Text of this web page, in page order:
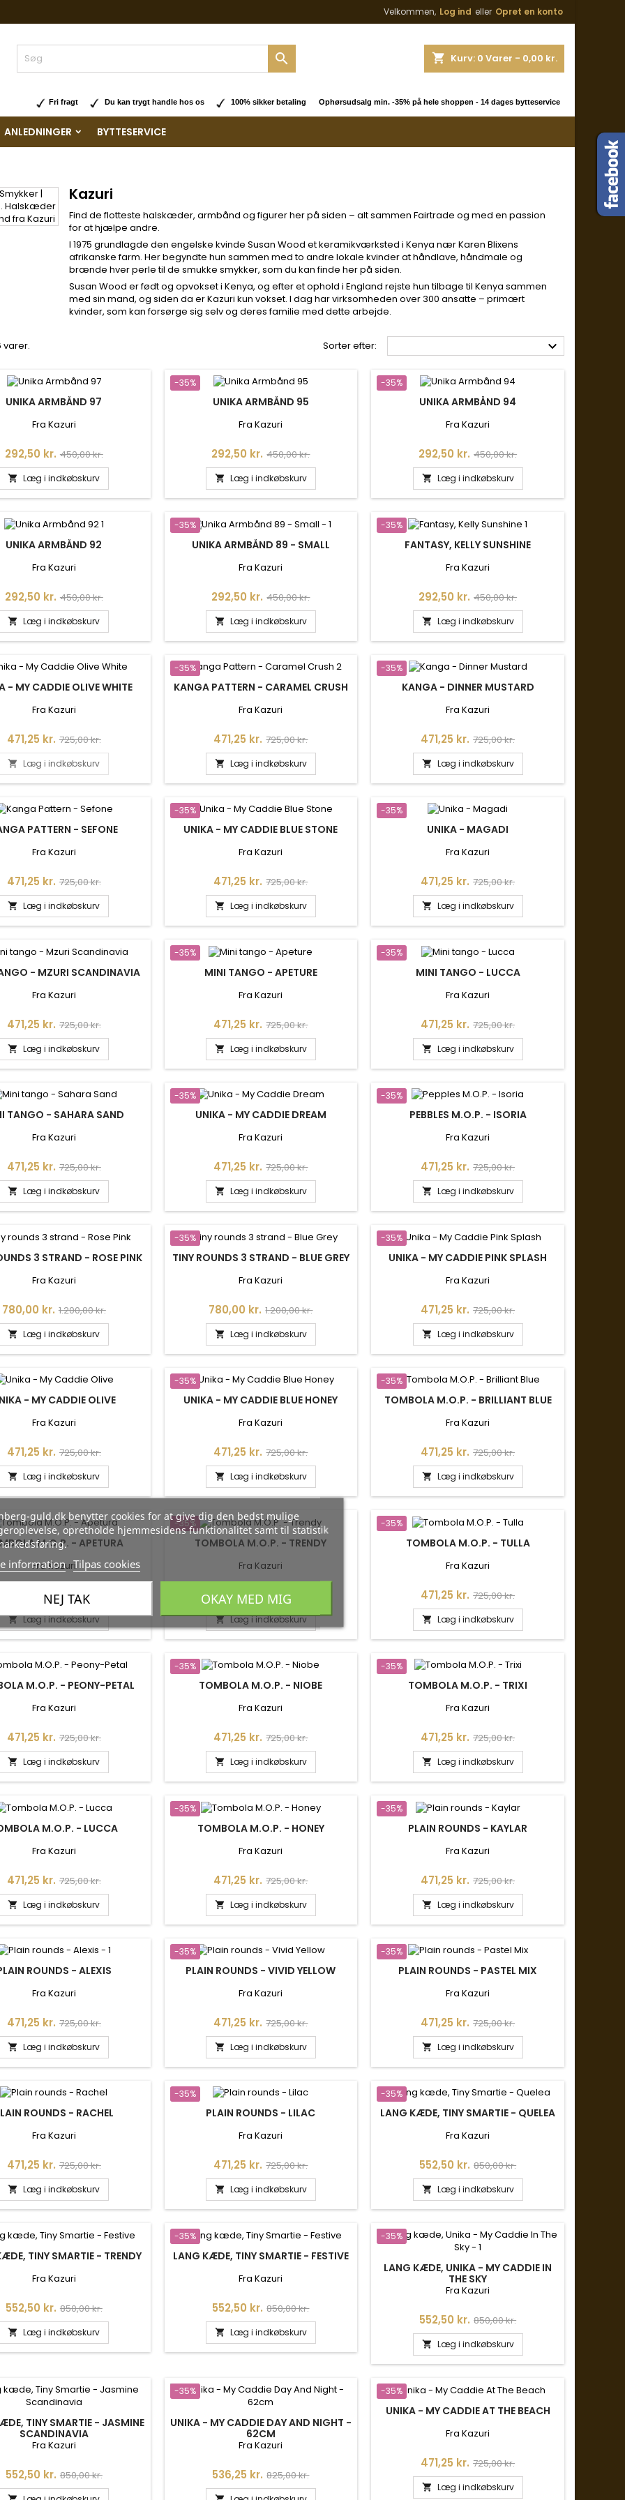
Velkommen, Log ind eller Opret en konto
shopping_cart Kurv: 0 Varer - 0,00 kr.

Fri fragt Du kan trygt handle hos os 100% sikker betaling Ophørsudsalg min. -35% på hele shoppen - 14 dages bytteservice
ANLEDNINGER BYTTESERVICE
Kazuri
Find de flotteste halskæder, armbånd og figurer her på siden – alt sammen Fairtrade og med en passion
for at hjælpe andre.
I 1975 grundlagde den engelske kvinde Susan Wood et keramikværksted i Kenya nær Karen Blixens
afrikanske farm. Her begyndte hun sammen med to andre lokale kvinder at håndlave, håndmale og
brænde hver perle til de smukke smykker, som du kan finde her på siden.
Susan Wood er født og opvokset i Kenya, og efter et ophold i England rejste hun tilbage til Kenya sammen
med sin mand, og siden da er Kazuri kun vokset. I dag har virksomheden over 300 ansatte – primært
kvinder, som kan forsørge sig selv og deres familie med dette arbejde.
varer. Sorter efter: 
UNIKA ARMBÅND 97
Fra Kazuri
Pris
292,50 kr. Normalpris
450,00 kr.
 Læg i indkøbskurv
-35%
UNIKA ARMBÅND 95
Fra Kazuri
Pris
292,50 kr. Normalpris
450,00 kr.
 Læg i indkøbskurv
-35%
UNIKA ARMBÅND 94
Fra Kazuri
Pris
292,50 kr. Normalpris
450,00 kr.
 Læg i indkøbskurv
UNIKA ARMBÅND 92
Fra Kazuri
Pris
292,50 kr. Normalpris
450,00 kr.
 Læg i indkøbskurv
-35%
UNIKA ARMBÅND 89 - SMALL
Fra Kazuri
Pris
292,50 kr. Normalpris
450,00 kr.
 Læg i indkøbskurv
-35%
FANTASY, KELLY SUNSHINE
Fra Kazuri
Pris
292,50 kr. Normalpris
450,00 kr.
 Læg i indkøbskurv
- MY CADDIE OLIVE WHITE
Fra Kazuri
Pris
471,25 kr. Normalpris
725,00 kr.
 Læg i indkøbskurv
-35%
KANGA PATTERN - CARAMEL CRUSH
Fra Kazuri
Pris
471,25 kr. Normalpris
725,00 kr.
 Læg i indkøbskurv
-35%
KANGA - DINNER MUSTARD
Fra Kazuri
Pris
471,25 kr. Normalpris
725,00 kr.
 Læg i indkøbskurv
PATTERN - SEFONE
Fra Kazuri
Pris
471,25 kr. Normalpris
725,00 kr.
 Læg i indkøbskurv
-35%
UNIKA - MY CADDIE BLUE STONE
Fra Kazuri
Pris
471,25 kr. Normalpris
725,00 kr.
 Læg i indkøbskurv
-35%
UNIKA - MAGADI
Fra Kazuri
Pris
471,25 kr. Normalpris
725,00 kr.
 Læg i indkøbskurv
- MZURI SCANDINAVIA
Fra Kazuri
Pris
471,25 kr. Normalpris
725,00 kr.
 Læg i indkøbskurv
-35%
MINI TANGO - APETURE
Fra Kazuri
Pris
471,25 kr. Normalpris
725,00 kr.
 Læg i indkøbskurv
-35%
MINI TANGO - LUCCA
Fra Kazuri
Pris
471,25 kr. Normalpris
725,00 kr.
 Læg i indkøbskurv
TANGO - SAHARA SAND
Fra Kazuri
Pris
471,25 kr. Normalpris
725,00 kr.
 Læg i indkøbskurv
-35%
UNIKA - MY CADDIE DREAM
Fra Kazuri
Pris
471,25 kr. Normalpris
725,00 kr.
 Læg i indkøbskurv
-35%
PEBBLES M.O.P. - ISORIA
Fra Kazuri
Pris
471,25 kr. Normalpris
725,00 kr.
 Læg i indkøbskurv
3 STRAND - ROSE PINK
Fra Kazuri
Pris
780,00 kr. Normalpris
1.200,00 kr.
 Læg i indkøbskurv
-35%
TINY ROUNDS 3 STRAND - BLUE GREY
Fra Kazuri
Pris
780,00 kr. Normalpris
1.200,00 kr.
 Læg i indkøbskurv
-35%
UNIKA - MY CADDIE PINK SPLASH
Fra Kazuri
Pris
471,25 kr. Normalpris
725,00 kr.
 Læg i indkøbskurv
- MY CADDIE OLIVE
Fra Kazuri
Pris
471,25 kr. Normalpris
725,00 kr.
 Læg i indkøbskurv
-35%
UNIKA - MY CADDIE BLUE HONEY
Fra Kazuri
Pris
471,25 kr. Normalpris
725,00 kr.
 Læg i indkøbskurv
-35%
TOMBOLA M.O.P. - BRILLIANT BLUE
Fra Kazuri
Pris
471,25 kr. Normalpris
725,00 kr.
 Læg i indkøbskurv
M.O.P. - APETURA
Fra Kazuri
471,25 kr.Normalpris
725,00 kr.
 Læg i indkøbskurv
-35%
TOMBOLA M.O.P. - TRENDY
Fra Kazuri
Pris
471,25 kr. Normalpris
725,00 kr.
 Læg i indkøbskurv
-35%
TOMBOLA M.O.P. - TULLA
Fra Kazuri
Pris
471,25 kr. Normalpris
725,00 kr.
 Læg i indkøbskurv
M.O.P. - PEONY-PETAL
Fra Kazuri
Pris
471,25 kr. Normalpris
725,00 kr.
 Læg i indkøbskurv
-35%
TOMBOLA M.O.P. - NIOBE
Fra Kazuri
Pris
471,25 kr. Normalpris
725,00 kr.
 Læg i indkøbskurv
-35%
TOMBOLA M.O.P. - TRIXI
Fra Kazuri
Pris
471,25 kr. Normalpris
725,00 kr.
 Læg i indkøbskurv
M.O.P. - LUCCA
Fra Kazuri
Pris
471,25 kr. Normalpris
725,00 kr.
 Læg i indkøbskurv
-35%
TOMBOLA M.O.P. - HONEY
Fra Kazuri
Pris
471,25 kr. Normalpris
725,00 kr.
 Læg i indkøbskurv
-35%
PLAIN ROUNDS - KAYLAR
Fra Kazuri
Pris
471,25 kr. Normalpris
725,00 kr.
 Læg i indkøbskurv
ROUNDS - ALEXIS
Fra Kazuri
Pris
471,25 kr. Normalpris
725,00 kr.
 Læg i indkøbskurv
-35%
PLAIN ROUNDS - VIVID YELLOW
Fra Kazuri
Pris
471,25 kr. Normalpris
725,00 kr.
 Læg i indkøbskurv
-35%
PLAIN ROUNDS - PASTEL MIX
Fra Kazuri
Pris
471,25 kr. Normalpris
725,00 kr.
 Læg i indkøbskurv
ROUNDS - RACHEL
Fra Kazuri
Pris
471,25 kr. Normalpris
725,00 kr.
 Læg i indkøbskurv
-35%
PLAIN ROUNDS - LILAC
Fra Kazuri
Pris
471,25 kr. Normalpris
725,00 kr.
 Læg i indkøbskurv
-35%
LANG KÆDE, TINY SMARTIE - QUELEA
Fra Kazuri
Pris
552,50 kr. Normalpris
850,00 kr.
 Læg i indkøbskurv
TINY SMARTIE - TRENDY
Fra Kazuri
Pris
552,50 kr. Normalpris
850,00 kr.
 Læg i indkøbskurv
-35%
LANG KÆDE, TINY SMARTIE - FESTIVE
Fra Kazuri
Pris
552,50 kr. Normalpris
850,00 kr.
 Læg i indkøbskurv
-35%
LANG KÆDE, UNIKA - MY CADDIE IN
THE SKY
Fra Kazuri
Pris
552,50 kr. Normalpris
850,00 kr.
 Læg i indkøbskurv
TINY SMARTIE - JASMINE
SCANDINAVIA
Fra Kazuri
Pris
552,50 kr. Normalpris
850,00 kr.
-35%
UNIKA - MY CADDIE DAY AND NIGHT -
62CM
Fra Kazuri
Pris
536,25 kr. Normalpris
825,00 kr.
-35%
UNIKA - MY CADDIE AT THE BEACH
Fra Kazuri
Pris
471,25 kr. Normalpris
725,00 kr.
 Læg i indkøbskurv
guld.dk benytter cookies for at give dig den bedst mulige
opretholde hjemmesidens funktionalitet samt til statistik
information Tilpas cookies
NEJ TAK OKAY MED MIG